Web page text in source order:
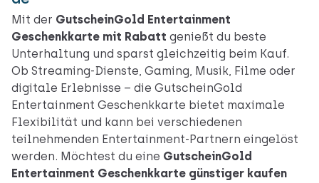
Mit der GutscheinGold Entertainment
Geschenkkarte mit Rabatt genießt du beste
Unterhaltung und sparst gleichzeitig beim Kauf.
Ob Streaming-Dienste, Gaming, Musik, Filme oder
digitale Erlebnisse – die GutscheinGold
Entertainment Geschenkkarte bietet maximale
Flexibilität und kann bei verschiedenen
teilnehmenden Entertainment-Partnern eingelöst
werden. Möchtest du eine GutscheinGold
Entertainment Geschenkkarte günstiger kaufen